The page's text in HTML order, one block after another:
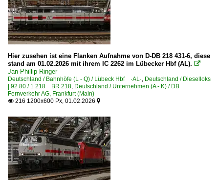
Hier zusehen ist eine Flanken Aufnahme von D-DB 218 431-6, diese
stand am 01.02.2026 mit ihrem IC 2262 im Lübecker Hbf (AL). 
Jan-Phillip Ringer
Deutschland / Bahnhöfe (L - Q) / Lübeck Hbf ·AL·, Deutschland / Dieselloks
| 92 80 / 1 218 BR 218, Deutschland / Unternehmen (A - K) / DB
Fernverkehr AG, Frankfurt (Main)
 216 1200x600 Px, 01.02.2026 